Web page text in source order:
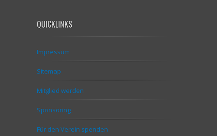
QUICKLINKS
Impressum
Sitemap
Mitglied werden
Sponsoring
Für den Verein spenden